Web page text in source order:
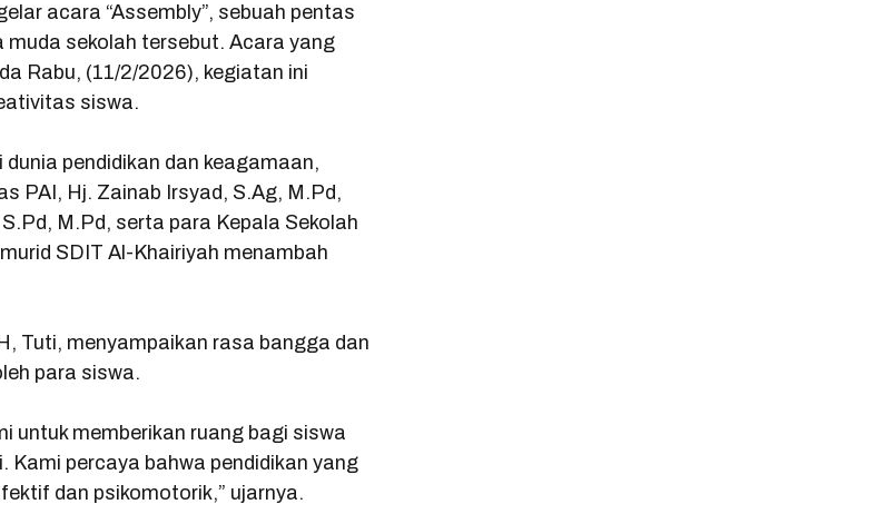
c
e
o
k
a
t
p
p
l
e
a
m
it
acara “Assembly”, sebuah pentas
sekolah tersebut. Acara yang
Rabu, (11/2/2026), kegiatan ini
siswa.
pendidikan dan keagamaan,
PAI, Hj. Zainab Irsyad, S.Ag, M.Pd,
M.Pd, serta para Kepala Sekolah
SDIT Al-Khairiyah menambah
Tuti, menyampaikan rasa bangga dan
para siswa.
untuk memberikan ruang bagi siswa
Kami percaya bahwa pendidikan yang
dan psikomotorik,” ujarnya.